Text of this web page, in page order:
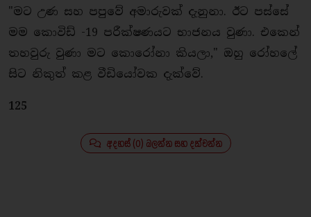
"මට උණ සහ පපුවේ අමාරුවක් දැනුනා. ඊට පස්සේ
මම කොවිඩ් -19 පරීක්ෂණයට භාජනය වුණා. එකෙන්
තහවුරු වුණා මට කොරෝනා කියලා," ඔහු රෝහලේ
සිට නිකුත් කළ වීඩියෝවක දැක්වේ.
125
අදහස් (0) බලන්න සහ දක්වන්න